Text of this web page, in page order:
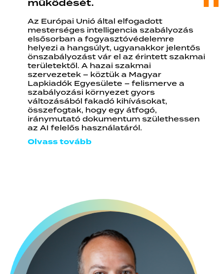
Az Európai Unió által elfogadott
mesterséges intelligencia szabályozás
elsősorban a fogyasztóvédelemre
helyezi a hangsúlyt, ugyanakkor jelentős
önszabályozást vár el az érintett szakmai
területektől. A hazai szakmai
szervezetek – köztük a Magyar
Lapkiadók Egyesülete – felismerve a
szabályozási környezet gyors
változásából fakadó kihívásokat,
összefogtak, hogy egy átfogó,
iránymutató dokumentum születhessen
az AI felelős használatáról.
Olvass tovább